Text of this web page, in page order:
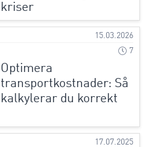
kriser
15.03.2026
7
Optimera
transportkostnader: Så
kalkylerar du korrekt
17.07.2025